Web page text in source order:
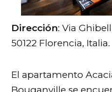
Dirección: Via
50122 Florencia, Italia.
El apartamento